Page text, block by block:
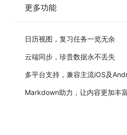
更多功能
日历视图，复习任务一览无余
云端同步，珍贵数据永不丢失
多平台支持，兼容主流iOS及
Markdown助力，让内容更加丰